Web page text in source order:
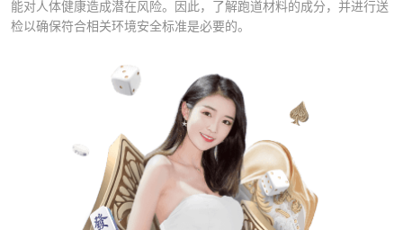
能对人体健康造成潜在风险。因此，了解跑道材料的成分，并进行送
检以确保符合相关环境安全标准是必要的。